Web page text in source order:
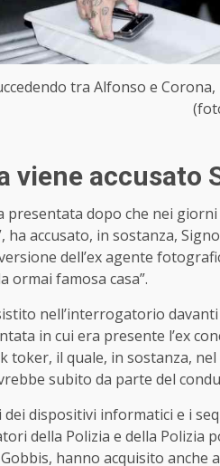
tra Alfonso e
viene accusato
presentata dopo che nei
ha accusato, in sostanza,
dell’ex agente
ormai famosa casa”.
nell’interrogatorio
in cui era presente l’ex
toker, il quale, in sostanza,
subito da parte del
dei dispositivi informatici e i
della Polizia e della Polizia
hanno acquisito